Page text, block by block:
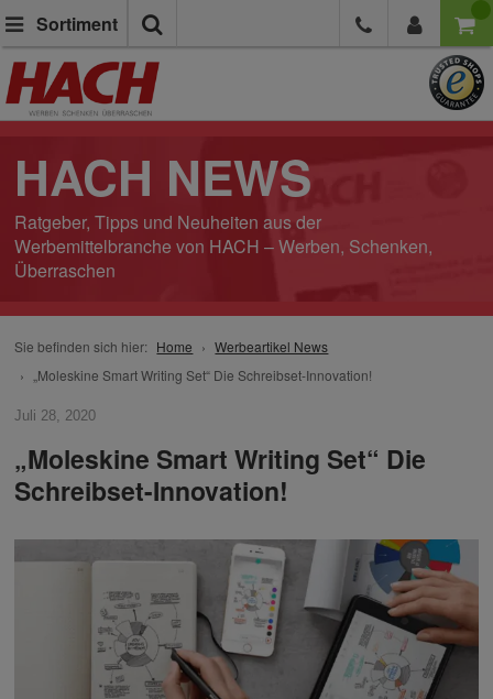
Sortiment
HACH NEWS
Ratgeber, Tipps und Neuheiten aus der
Werbemittelbranche von HACH – Werben, Schenken,
Überraschen
Sie befinden sich hier: Home
Werbeartikel News
„Moleskine Smart Writing Set“ Die Schreibset-Innovation!
Juli 28, 2020
„Moleskine Smart Writing Set“ Die
Schreibset-Innovation!